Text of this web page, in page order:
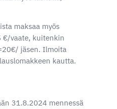
maksaa myös
€/vaate, kuitenkin
jäsen. Ilmoita
kautta.
31.8.2024 mennessä